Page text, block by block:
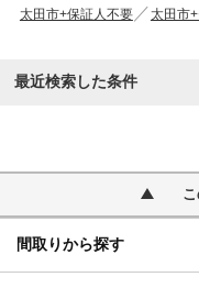
太田市+保証人不要
太田市
最近検索した条件
間取りから探す